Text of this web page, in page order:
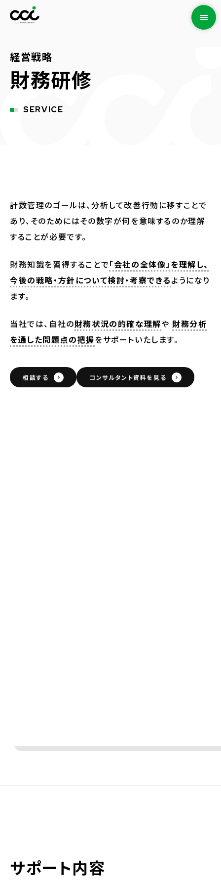
経営戦略
財務研修
SERVICE
計数管理のゴールは、分析して改善行動に移すことで
あり、そのためにはその数字が何を意味するのか理解
することが必要です。
財務知識を習得することで「会社の全体像」を理解し、
今後の戦略・方針について検討・考察できるようになり
ます。
当社では、自社の財務状況の的確な理解や 財務分析
を通した問題点の把握をサポートいたします。
相談する コンサルタント資料を見る
サポート内容